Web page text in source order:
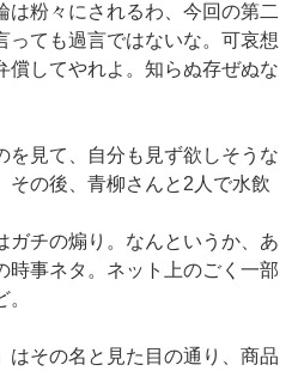
は粉々にされるわ、今回の第二
っても過言ではないな。可哀想
償してやれよ。知らぬ存ぜぬな
見て、自分も見ず欲しそうな
その後、青柳さんと2人で水飲
ガチの煽り。なんというか、あ
時事ネタ。ネット上のごく一部
その名と見た目の通り、商品